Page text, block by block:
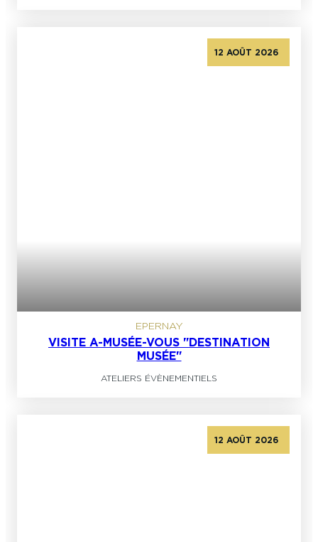
12 AOÛT 2026
EPERNAY
VISITE A-MUSÉE-VOUS "DESTINATION
MUSÉE"
ATELIERS ÉVÈNEMENTIELS
12 AOÛT 2026